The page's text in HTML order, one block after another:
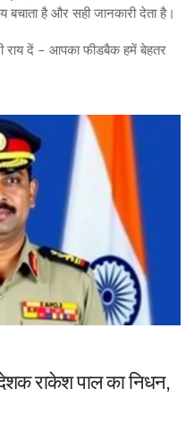
है और सही जानकारी देता है।
राय दें – आपका फीडबैक हमें बेहतर
राकेश पाल का निधन,